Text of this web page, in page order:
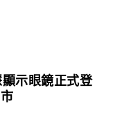
示眼鏡正式登